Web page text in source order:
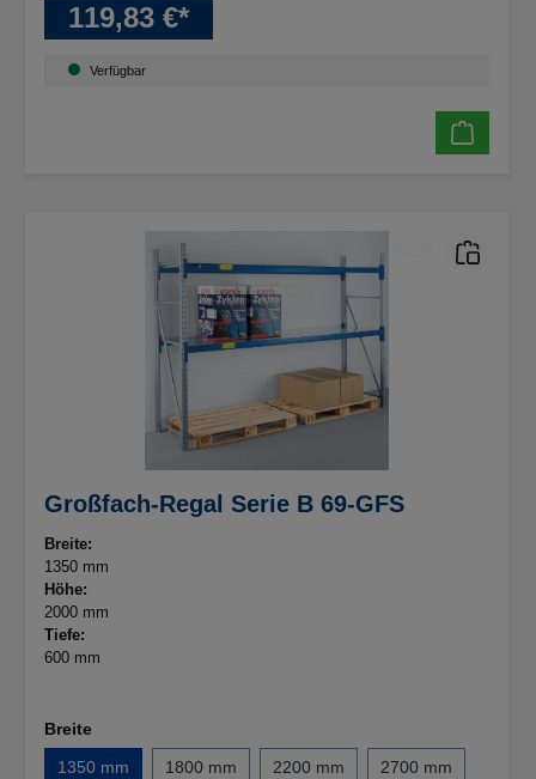
119,83 €*
Verfügbar
Großfach-Regal Serie B 69-GFS
Breite:
1350 mm
Höhe:
2000 mm
Tiefe:
600 mm
Breite
1350 mm
1800 mm 2200 mm 2700 mm